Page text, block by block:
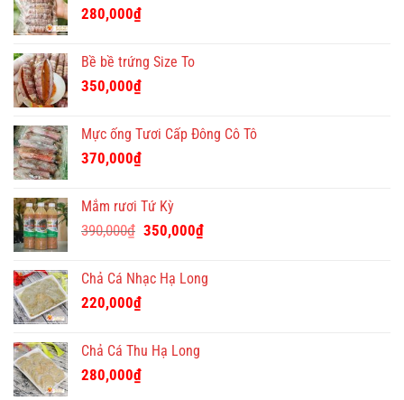
280,000₫
Bề bề trứng Size To
350,000₫
Mực ống Tươi Cấp Đông Cô Tô
370,000₫
Mắm rươi Tứ Kỳ
390,000₫ Giá
390,000₫.
350,000₫Giá
là:
Chả Cá Nhạc Hạ Long
220,000₫
Chả Cá Thu Hạ Long
280,000₫